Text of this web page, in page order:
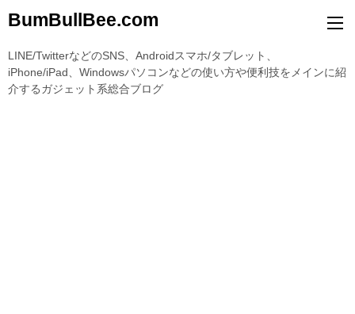
BumBullBee.com
LINE/TwitterなどのSNS、Androidスマホ/タブレット、
iPhone/iPad、Windowsパソコンなどの使い方や便利技をメインに紹
介するガジェット系総合ブログ